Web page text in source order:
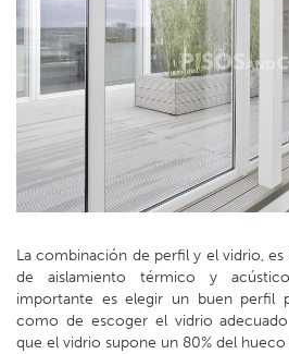
La combinación de perfil y el vidrio, es
de aislamiento térmico y
importante es elegir un buen perfil
como de escoger el vidrio
que el vidrio supone un 80% del hueco